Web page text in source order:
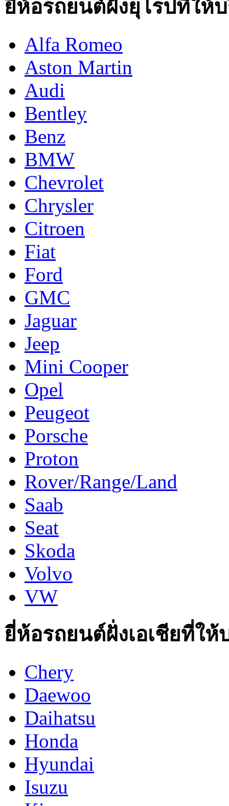
ยี่ห้อรถยนต์ฝั่งยุโรปที่ให้
Alfa Romeo
Aston Martin
Audi
Bentley
Benz
BMW
Chevrolet
Chrysler
Citroen
Fiat
Ford
GMC
Jaguar
Jeep
Mini Cooper
Opel
Peugeot
Porsche
Proton
Rover/Range/Land
Saab
Seat
Skoda
Volvo
VW
ยี่ห้อรถยนต์ฝั่งเอเชียที่ให้
Chery
Daewoo
Daihatsu
Honda
Hyundai
Isuzu